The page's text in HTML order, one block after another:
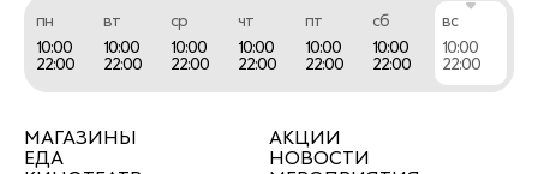
пн
10:00
22:00
вт
10:00
22:00
ср
10:00
22:00
чт
10:00
22:00
пт
10:00
22:00
сб
10:00
22:00
вс
10:00
22:00
МАГАЗИНЫ
ЕДА
АКЦИИ
НОВОСТИ